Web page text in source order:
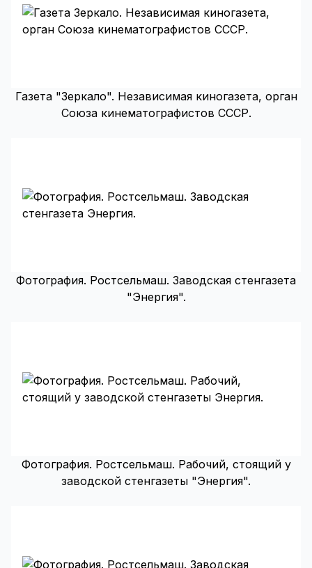
Газета "Зеркало". Независимая киногазета, орган
Союза кинематографистов СССР.
Фотография. Ростсельмаш. Заводская стенгазета
"Энергия".
Фотография. Ростсельмаш. Рабочий, стоящий у
заводской стенгазеты "Энергия".